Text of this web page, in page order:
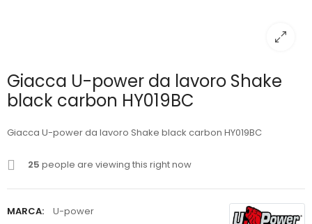
Giacca U-power da lavoro Shake
black carbon HY019BC
Giacca U-power da lavoro Shake black carbon HY019BC
25 people are viewing this right now
MARCA:
U-power